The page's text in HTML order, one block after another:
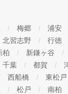
梅郷 浦安
北習志野 行徳
柏 新鎌ヶ谷
千葉 都賀
西船橋 東松戸
松戸 南柏